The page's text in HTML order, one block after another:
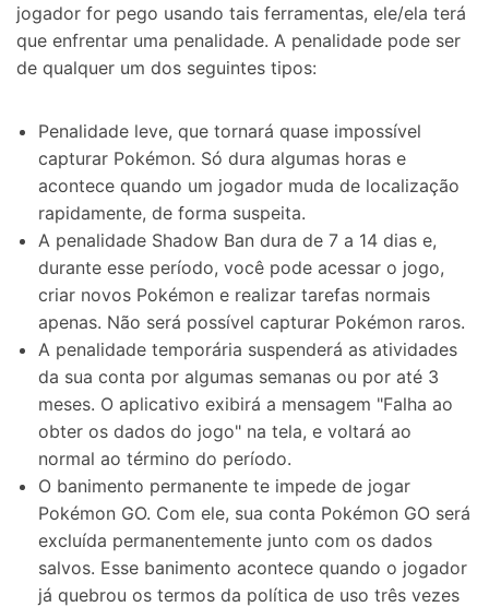
jogador for pego usando tais ferramentas, ele/ela terá
que enfrentar uma penalidade. A penalidade pode ser
de qualquer um dos seguintes tipos:
Penalidade leve, que tornará quase impossível
capturar Pokémon. Só dura algumas horas e
acontece quando um jogador muda de localização
rapidamente, de forma suspeita.
A penalidade Shadow Ban dura de 7 a 14 dias e,
durante esse período, você pode acessar o jogo,
criar novos Pokémon e realizar tarefas normais
apenas. Não será possível capturar Pokémon raros.
A penalidade temporária suspenderá as atividades
da sua conta por algumas semanas ou por até 3
meses. O aplicativo exibirá a mensagem "Falha ao
obter os dados do jogo" na tela, e voltará ao
normal ao término do período.
O banimento permanente te impede de jogar
Pokémon GO. Com ele, sua conta Pokémon GO será
excluída permanentemente junto com os dados
salvos. Esse banimento acontece quando o jogador
já quebrou os termos da política de uso três vezes